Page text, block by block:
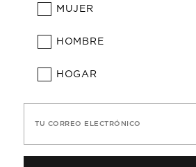
MUJER
HOMBRE
HOGAR
TU CORREO ELECTRÓNICO